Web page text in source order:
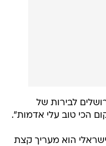
לבירות של
הכי טוב עלי אדמות".
הוא מעריך קצת